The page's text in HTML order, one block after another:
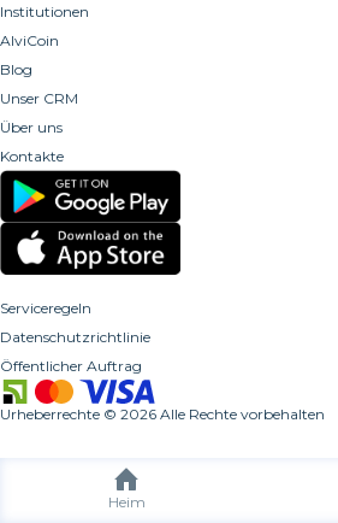
Heim
Institutionen
AlviCoin
Blog
Unser CRM
Über uns
Kontakte
Serviceregeln
Datenschutzrichtlinie
Öffentlicher Auftrag
Urheberrechte © 2026 Alle Rechte vorbehalten